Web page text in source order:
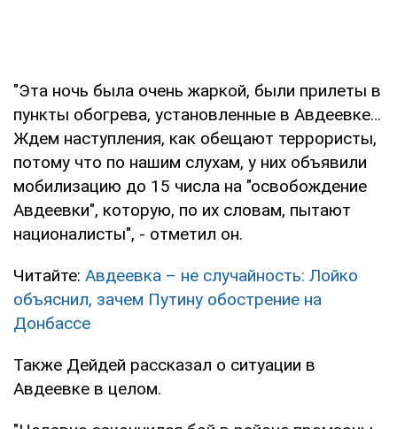
"Эта ночь была очень жаркой, были прилеты в
пункты обогрева, установленные в Авдеевке…
Ждем наступления, как обещают террористы,
потому что по нашим слухам, у них объявили
мобилизацию до 15 числа на "освобождение
Авдеевки", которую, по их словам, пытают
националисты", - отметил он.
Читайте: Авдеевка – не случайность: Лойко
объяснил, зачем Путину обострение на
Донбассе
Также Дейдей рассказал о ситуации в
Авдеевке в целом.